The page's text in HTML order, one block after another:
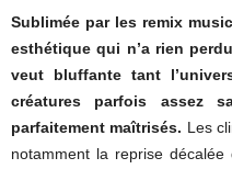
Sublimée par les remix
esthétique qui n’a rien
veut bluffante tant
créatures parfois assez
parfaitement maîtrisés. Les
notamment la reprise décalée